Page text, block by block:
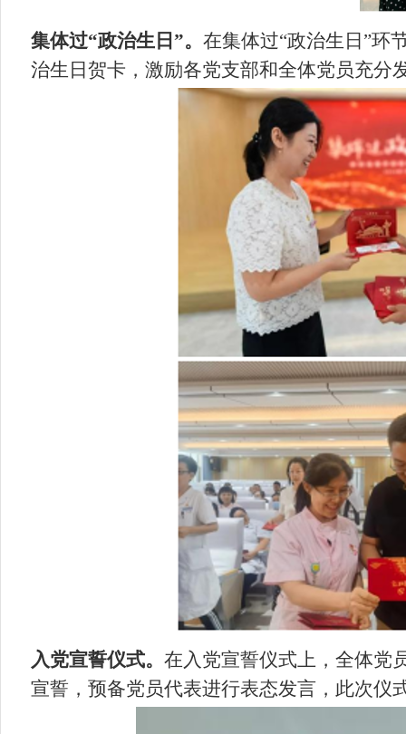
集体过“政治生日”。 在集体过“政治生日”环
治生日贺卡，激励各党支部和全体党员充分
入党宣誓仪式。 在入党宣誓仪式上，全体党
宣誓，预备党员代表进行表态发言，此次仪